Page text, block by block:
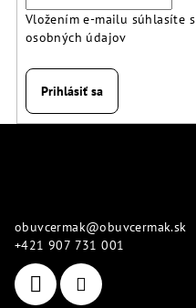
Vložením e-mailu súhlasíte s
osobných údajov
Prihlásiť sa
obuvcermak@obuvcermak.sk
+421 907 731 001